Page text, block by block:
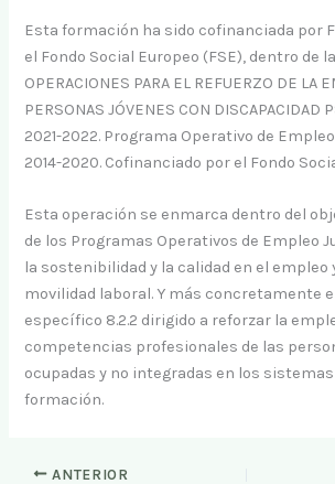
Esta formación ha sido cofinanciada por
el Fondo Social Europeo (FSE), dentro de
OPERACIONES PARA EL REFUERZO DE LA
PERSONAS JÓVENES CON DISCAPACIDAD
2021-2022. Programa Operativo de
2014-2020. Cofinanciado por el Fondo
Esta operación se enmarca dentro del
de los Programas Operativos de Empleo
la sostenibilidad y la calidad en el empleo
movilidad laboral. Y más concretamente
específico 8.2.2 dirigido a reforzar la
competencias profesionales de las
ocupadas y no integradas en los
formación.
ANTERIOR